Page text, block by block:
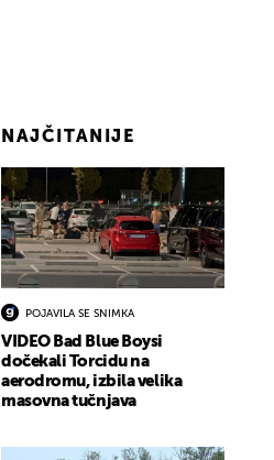
NAJČITANIJE
POJAVILA SE SNIMKA
VIDEO Bad Blue Boysi
dočekali Torcidu na
aerodromu, izbila velika
masovna tučnjava